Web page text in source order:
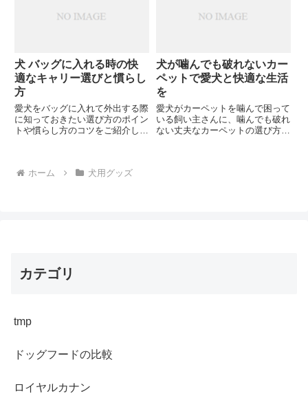
ませんか？
犬 バッグに入れる時の快
適なキャリー選びと慣らし
方
愛犬をバッグに入れて外出する際
に知っておきたい選び方のポイン
トや慣らし方のコツをご紹介しま
で、実践的なアドバイスが満載で
犬が噛んでも破れないカー
ペットで愛犬と快適な生活
を
愛犬がカーペットを噛んで困って
いる飼い主さんに、噛んでも破れ
ない丈夫なカーペットの選び方と
ホーム 犬用グッズ
カテゴリ
tmp
ドッグフードの比較
ロイヤルカナン